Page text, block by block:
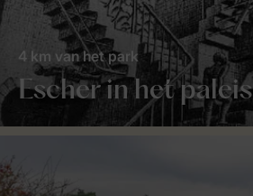
Escher in het paleis
4 km van het park